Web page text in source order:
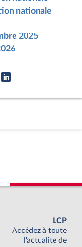
nationale
2025
LCP
Accédez à toute
l'actualité de